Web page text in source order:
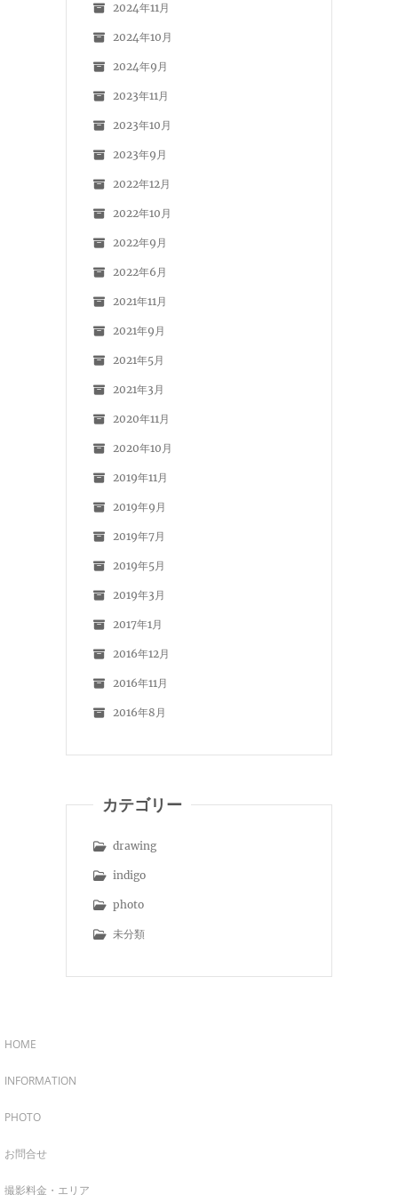
2024年11月
2024年10月
2024年9月
2023年11月
2023年10月
2023年9月
2022年12月
2022年10月
2022年9月
2022年6月
2021年11月
2021年9月
2021年5月
2021年3月
2020年11月
2020年10月
2019年11月
2019年9月
2019年7月
2019年5月
2019年3月
2017年1月
2016年12月
2016年11月
2016年8月
カテゴリー
drawing
indigo
photo
未分類
HOME
INFORMATION
PHOTO
お問合せ
撮影料金・エリア